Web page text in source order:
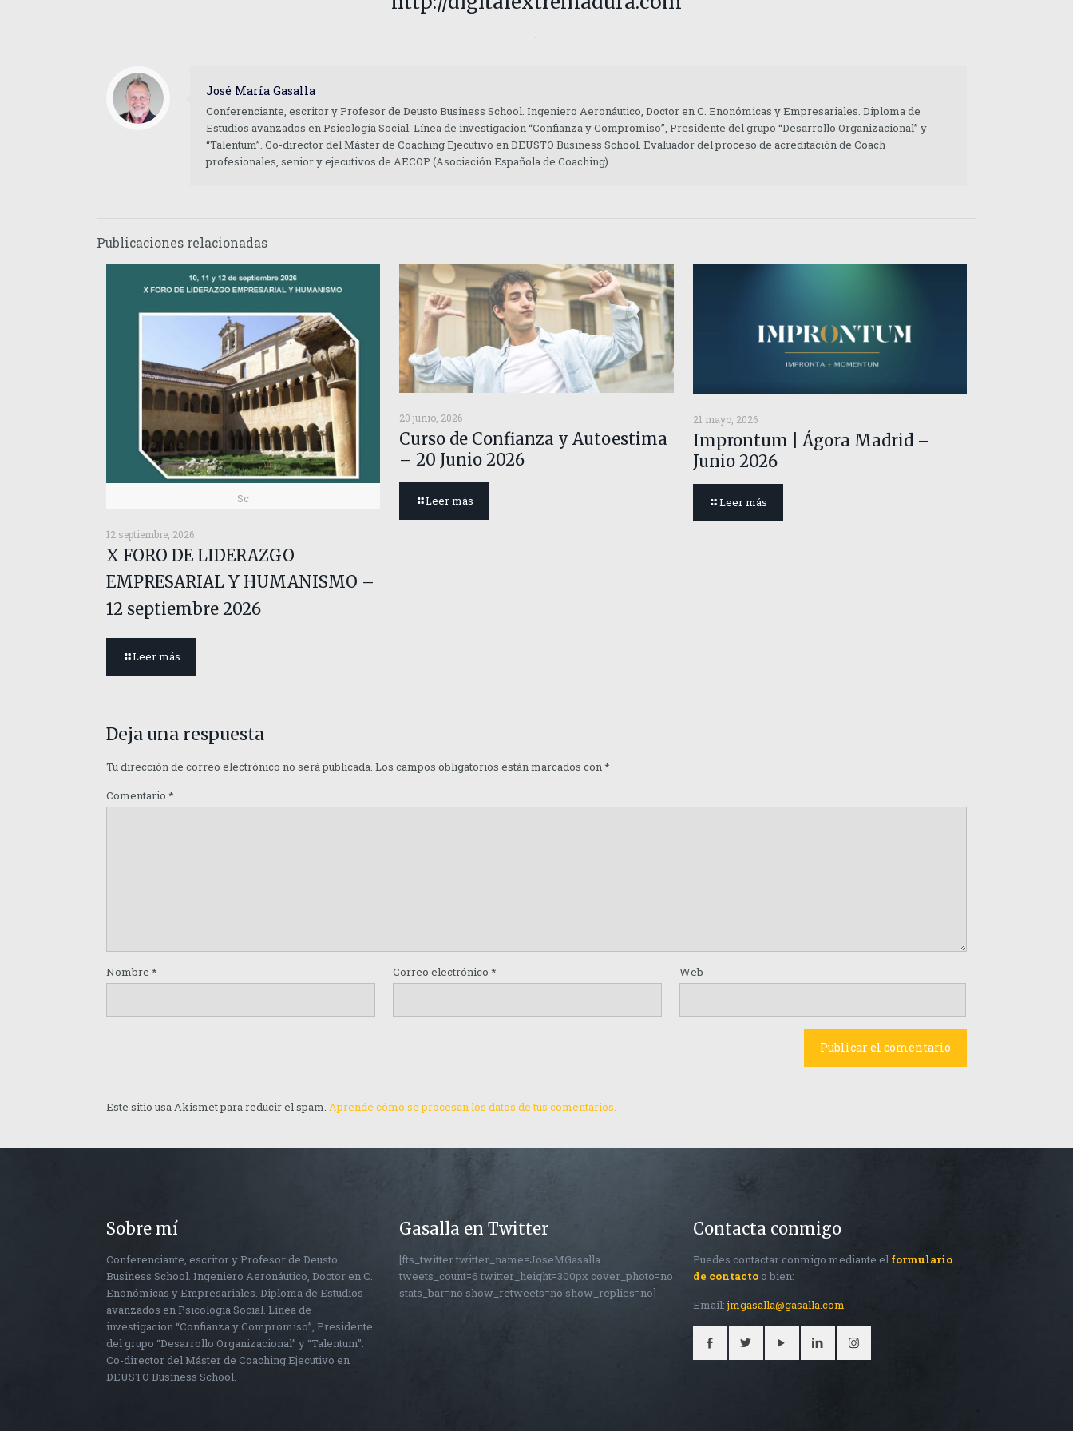
.
José María Gasalla
Conferenciante, escritor y Profesor de Deusto Business School. Ingeniero Aeronáutico, Doctor en C. Enonómicas y Empresariales. Diploma de
Estudios avanzados en Psicología Social. Línea de investigacion “Confianza y Compromiso”, Presidente del grupo “Desarrollo Organizacional” y
“Talentum”. Co-director del Máster de Coaching Ejecutivo en DEUSTO Business School. Evaluador del proceso de acreditación de Coach
profesionales, senior y ejecutivos de AECOP (Asociación Española de Coaching).
Publicaciones relacionadas
Sc
12 septiembre, 2026
X FORO DE LIDERAZGO
EMPRESARIAL Y HUMANISMO –
12 septiembre 2026
Leer más
20 junio, 2026
Curso de Confianza y Autoestima
– 20 Junio 2026
Leer más
21 mayo, 2026
Improntum | Ágora Madrid –
Junio 2026
Leer más
Deja una respuesta
Tu dirección de correo electrónico no será publicada. Los campos obligatorios están marcados con*
Comentario *
Nombre * Correo electrónico * Web
Este sitio usa Akismet para reducir el spam. Aprende cómo se procesan los datos de tus comentarios.
Sobre mí
Conferenciante, escritor y Profesor de Deusto
Business School. Ingeniero Aeronáutico, Doctor en C.
Enonómicas y Empresariales. Diploma de Estudios
avanzados en Psicología Social. Línea de
investigacion “Confianza y Compromiso”, Presidente
del grupo “Desarrollo Organizacional” y “Talentum”.
Co-director del Máster de Coaching Ejecutivo en
DEUSTO Business School.
Gasalla en Twitter
[fts_twitter twitter_name=JoseMGasalla
tweets_count=6 twitter_height=300px cover_photo=no
stats_bar=no show_retweets=no show_replies=no]
Contacta conmigo
Puedes contactar conmigo mediante el formulario
de contactoo bien:
Email:jmgasalla@gasalla.com